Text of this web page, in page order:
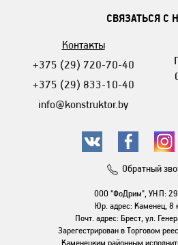
СВЯЗАТЬСЯ С
Контакты
+375 (29) 720-70-40
+375 (29) 833-10-40
info@konstruktor.by
Обратный
ООО "ФоДрим", УНП:
Юр. адрес: Каменец, 8
Почт. адрес: Брест, ул.
Зарегестрирован в Торговом
Каменецким районным